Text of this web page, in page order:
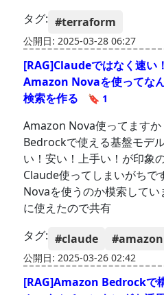
タグ: #terraform
公開日: 2025-03-28 06:27
[RAG]Claudeではなく速い
Amazon Novaを使ってな
検索を作る
🔖 1
Amazon Nova使ってます
Bedrockで使える基盤モデ
い！安い！上手い！が印象
Claude使ってしまいがちで
Novaを使うのか模索して
に使えたので共有
タグ: #claude #amazon
公開日: 2025-03-26 02:42
[RAG]Amazon Bedrockで